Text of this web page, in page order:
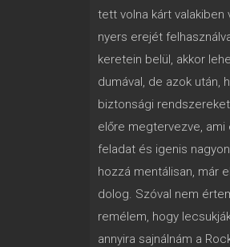
tett volna kárt valakiben
nyers erejét
keretein belül, akkor
dumával, de azok után,
biztonsági
előre megtervezve, ami
feladat és igenis
hozzá mentálisan, már
dolog. Szóval nem
remélem, hogy
annyira sajnálnám a